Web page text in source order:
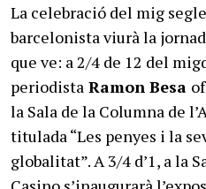
La celebració del mig
barcelonista viurà la
que ve: a 2/4 de 12 del
periodista Ramon Besa
la Sala de la Columna de
titulada “Les penyes i la
globalitat”. A 3/4 d’1, a la